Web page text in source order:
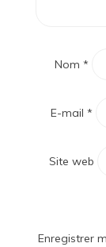
Nom *
E-mail *
Site web
Enregistrer